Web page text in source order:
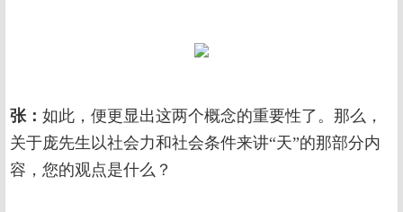
张： 如此，便更显出这两个概念的重要性了。那么，
关于庞先生以社会力和社会条件来讲“天”的那部分内
容，您的观点是什么？